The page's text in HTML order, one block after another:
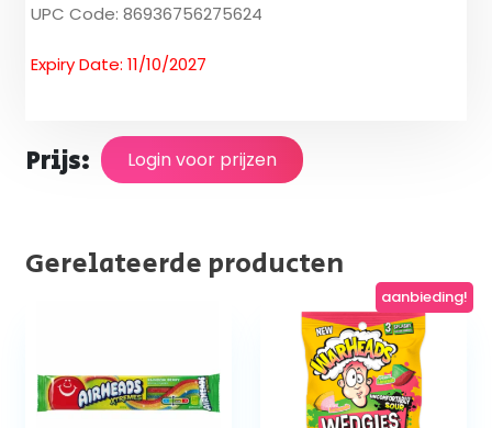
UPC Code: 86936756275624
Expiry Date: 11/10/2027
Prijs: Login voor prijzen
Gerelateerde producten
aanbieding!